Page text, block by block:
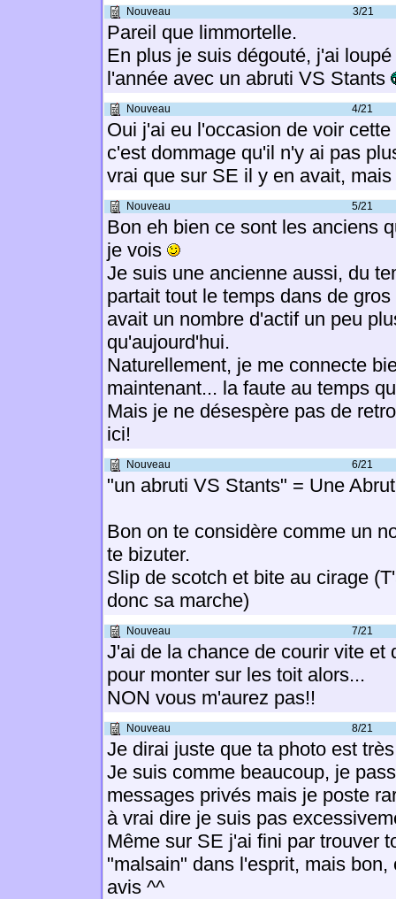
Nouveau 3/21
Pareil que limmortelle.
En plus je suis dégouté, j'ai
l'année avec un abruti VS Stants
Nouveau 4/21
Oui j'ai eu l'occasion de voir
c'est dommage qu'il n'y ai pas
vrai que sur SE il y en avait,
Nouveau 5/21
Bon eh bien ce sont les anciens
je vois
Je suis une ancienne aussi, du
partait tout le temps dans de
avait un nombre d'actif un peu
qu'aujourd'hui.
Naturellement, je me connecte
maintenant... la faute au temps
Mais je ne désespère pas de
ici!
Nouveau 6/21
"un abruti VS Stants" = Une
Bon on te considère comme un
te bizuter.
Slip de scotch et bite au cirage
donc sa marche)
Nouveau 7/21
J'ai de la chance de courir vite et
pour monter sur les toit alors...
NON vous m'aurez pas!!
Nouveau 8/21
Je dirai juste que ta photo est
Je suis comme beaucoup, je
messages privés mais je poste
à vrai dire je suis pas
Même sur SE j'ai fini par trouver
"malsain" dans l'esprit, mais bon,
avis ^^